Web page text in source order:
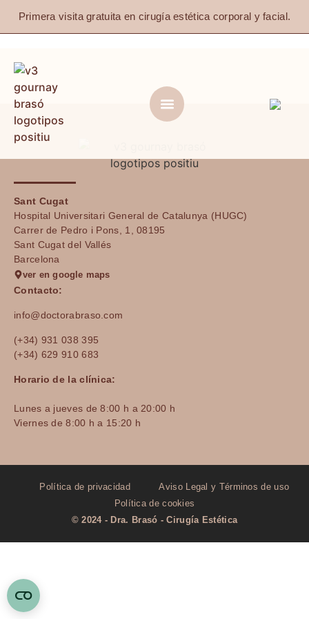
Primera visita gratuita en cirugía estética corporal y facial.
Sant Cugat
Hospital Universitari General de Catalunya (HUGC)
Carrer de Pedro i Pons, 1, 08195
Sant Cugat del Vallés
Barcelona
ver en google maps
Contacto:
info@doctorabraso.com
(+34) 931 038 395
(+34) 629 910 683
Horario de la clínica:
Lunes a jueves de 8:00 h a 20:00 h
Viernes de 8:00 h a 15:20 h
Política de privacidad
Aviso Legal y Términos de uso
Política de cookies
© 2024 - Dra. Brasó - Cirugía Estética